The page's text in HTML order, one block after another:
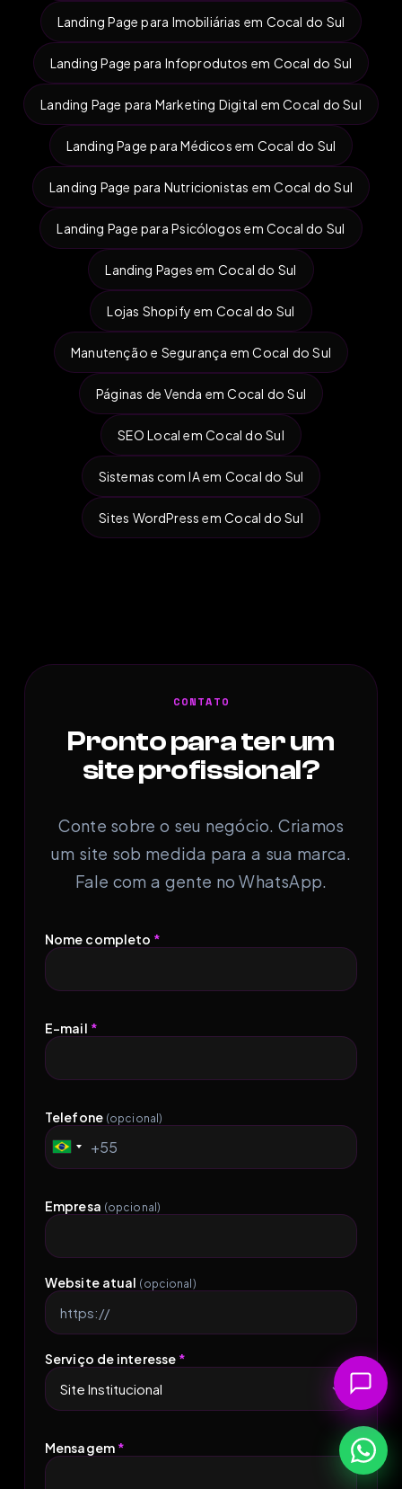
Landing Page para Imobiliárias em Cocal do Sul
Landing Page para Infoprodutos em Cocal do Sul
Landing Page para Marketing Digital em Cocal do Sul
Landing Page para Médicos em Cocal do Sul
Landing Page para Nutricionistas em Cocal do Sul
Landing Page para Psicólogos em Cocal do Sul
Landing Pages em Cocal do Sul
Lojas Shopify em Cocal do Sul
Manutenção e Segurança em Cocal do Sul
Páginas de Venda em Cocal do Sul
SEO Local em Cocal do Sul
Sistemas com IA em Cocal do Sul
Sites WordPress em Cocal do Sul
CONTATO
Pronto para ter um
site profissional?
Conte sobre o seu negócio. Criamos
um site sob medida para a sua marca.
Fale com a gente no WhatsApp.
Nome completo *
E-mail *
Telefone (opcional)
Brazil
+55
+55
Empresa (opcional)
Website atual (opcional)
Serviço de interesse *
Mensagem *